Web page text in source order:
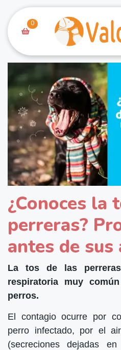
0
¿Conoces la
perreras?
antes de sus
La tos de las
respiratoria muy
perros.
El contagio ocurre por
perro infectado, por el
(secreciones dejadas